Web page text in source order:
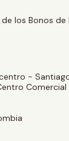
los Bonos de
-
Comercial